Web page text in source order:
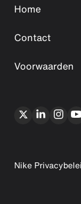
Home
Contact
Voorwaarden
Nike